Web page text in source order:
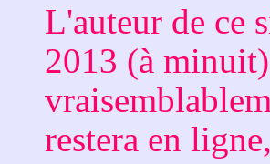
L'auteur de ce
2013 (à
restera en